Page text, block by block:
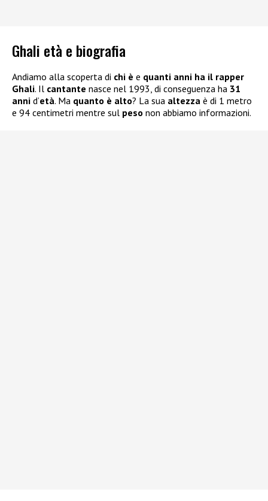
Ghali età e biografia
Andiamo alla scoperta di chi è e quanti anni ha il rapper
Ghali. Il cantante nasce nel 1993, di conseguenza ha 31
anni d’età. Ma quanto è alto? La sua altezza è di 1 metro
e 94 centimetri mentre sul peso non abbiamo informazioni.